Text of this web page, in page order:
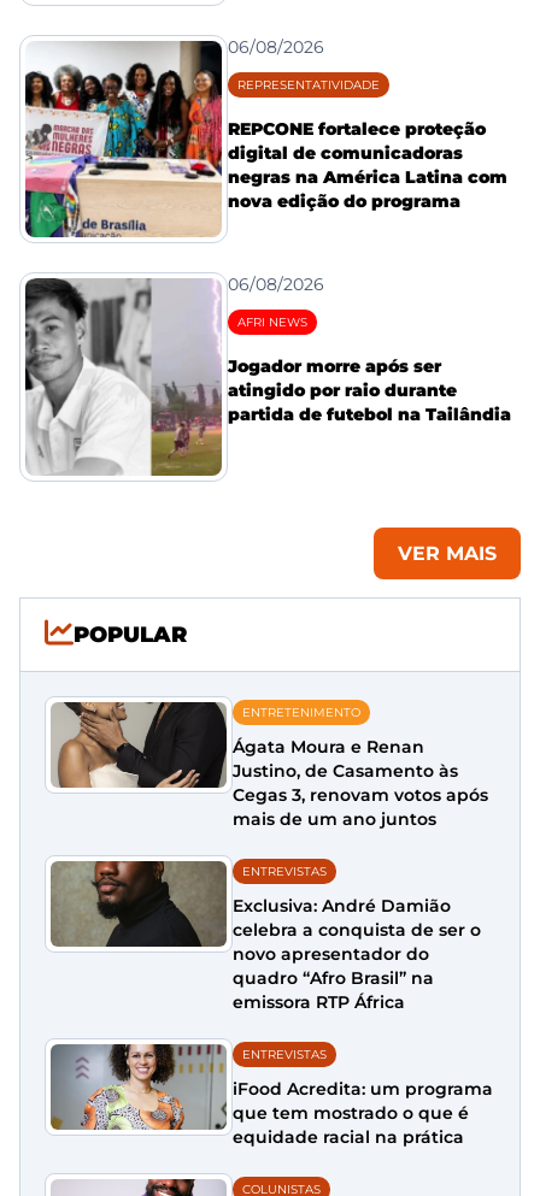
06/08/2026
REPRESENTATIVIDADE
REPCONE fortalece proteção
digital de comunicadoras
negras na América Latina com
nova edição do programa
06/08/2026
AFRI NEWS
Jogador morre após ser
atingido por raio durante
partida de futebol na Tailândia
VER MAIS
POPULAR
ENTRETENIMENTO
Ágata Moura e Renan
Justino, de Casamento às
Cegas 3, renovam votos após
mais de um ano juntos
ENTREVISTAS
Exclusiva: André Damião
celebra a conquista de ser o
novo apresentador do
quadro “Afro Brasil” na
emissora RTP África
ENTREVISTAS
iFood Acredita: um programa
que tem mostrado o que é
equidade racial na prática
COLUNISTAS